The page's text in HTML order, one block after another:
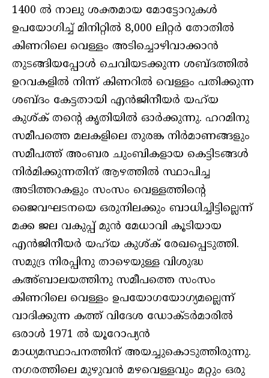
1400 ല്‍ നാലു ശക്തമായ മോട്ടോറുകള്‍
ഉപയോഗിച്ച് മിനിറ്റില്‍ 8,000 ലിറ്റര്‍ തോതില്‍
കിണറിലെ വെള്ളം അടിച്ചൊഴിവാക്കാന്‍
തുടങ്ങിയപ്പോള്‍ ചെവിയടക്കുന്ന ശബ്ദത്തില്‍
ഉറവകളില്‍ നിന്ന് കിണറില്‍ വെള്ളം പതിക്കുന്ന
ശബ്ദം കേട്ടതായി എന്‍ജിനീയര്‍ യഹ്‌യ
കുശ്ക് തന്റെ കൃതിയില്‍ ഓര്‍ക്കുന്നു. ഹറമിനു
സമീപത്തെ മലകളിലെ തുരങ്ക നിര്‍മാണങ്ങളും
സമീപത്ത് അംബര ചുംബികളായ കെട്ടിടങ്ങള്‍
നിര്‍മിക്കുന്നതിന് ആഴത്തില്‍ സ്ഥാപിച്ച
അടിത്തറകളും സംസം വെള്ളത്തിന്റെ
ജൈവഘടനയെ ഒരുനിലക്കും ബാധിച്ചിട്ടില്ലെന്ന്
മക്ക ജല വകുപ്പ് മുന്‍ മേധാവി കൂടിയായ
എന്‍ജിനീയര്‍ യഹ്‌യ കുശ്ക് രേഖപ്പെടുത്തി.
സമുദ്ര നിരപ്പിനു താഴെയുള്ള വിശുദ്ധ
കഅ്ബാലയത്തിനു സമീപത്തെ സംസം
കിണറിലെ വെള്ളം ഉപയോഗയോഗ്യമല്ലെന്ന്
വാദിക്കുന്ന കത്ത് വിദേശ ഡോക്ടര്‍മാരില്‍
ഒരാള്‍ 1971 ല്‍ യൂറോപ്യന്‍
മാധ്യമസ്ഥാപനത്തിന് അയച്ചുകൊടുത്തിരുന്നു.
നഗരത്തിലെ മുഴുവന്‍ മഴവെള്ളവും മറ്റും ഒരു